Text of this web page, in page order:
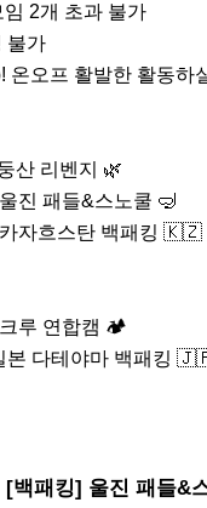
임 2개 초과 불가
불가
온오프 활발한 활동하
산 리벤지 🌿
진 패들&스노쿨 🤿
카자흐스탄 백패킹 🇰🇿
루 연합캠 🏕️
본 다테야마 백패킹
[백패킹] 울진 패들&